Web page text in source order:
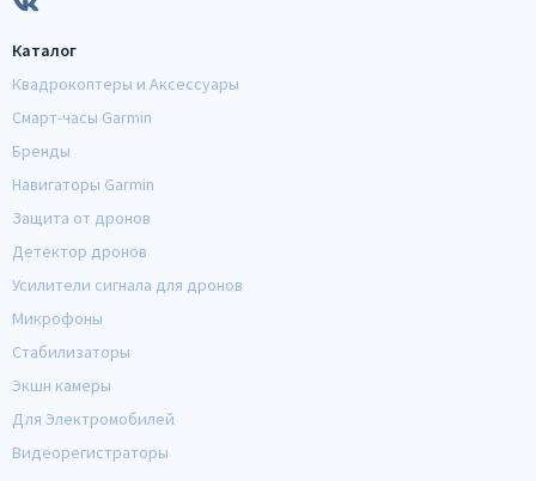
Каталог
Квадрокоптеры и Аксессуары
Смарт-часы Garmin
Бренды
Навигаторы Garmin
Защита от дронов
Детектор дронов
Усилители сигнала для дронов
Микрофоны
Стабилизаторы
Экшн камеры
Для Электромобилей
Видеорегистраторы